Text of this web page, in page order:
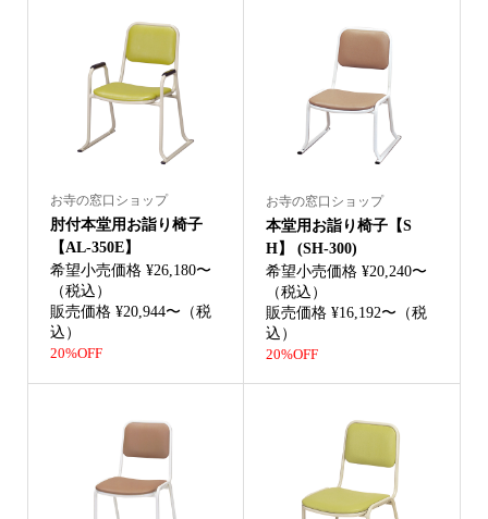
お寺の窓口ショップ
肘付本堂用お詣り椅子
【AL-350E】
希望小売価格 ¥26,180〜
（税込）
販売価格 ¥20,944〜（税
込）
20%OFF
お寺の窓口ショップ
本堂用お詣り椅子【S
H】 (SH-300)
希望小売価格 ¥20,240〜
（税込）
販売価格 ¥16,192〜（税
込）
20%OFF